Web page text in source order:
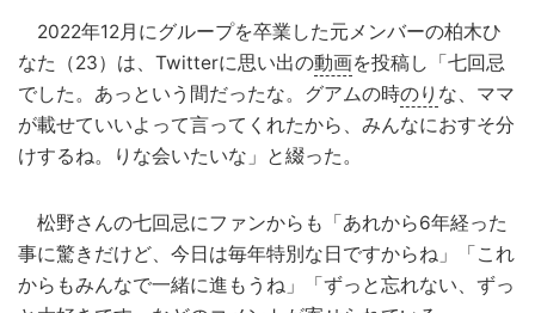
2022年12月にグループを卒業した元メンバーの柏木ひ
なた（23）は、Twitterに思い出の動画を投稿し「七回忌
でした。あっという間だったな。グアムの時のり な、ママ
が載せていいよって言ってくれたから、みんなにおすそ分
けするね。りな会いたいな」と綴った。
松野さんの七回忌にファンからも「あれから6年経った
事に驚きだけど、今日は毎年特別な日ですからね」「これ
からもみんなで一緒に進もうね」「ずっと忘れない、ずっ